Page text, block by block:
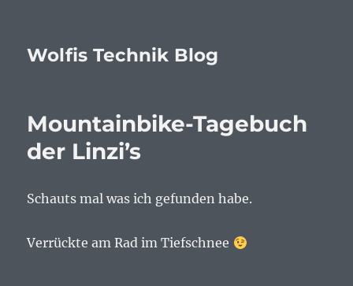
Wolfis Technik Blog
Mountainbike-Tagebuch
der Linzi’s
Schauts mal was ich gefunden habe.
Verrückte am Rad im Tiefschnee